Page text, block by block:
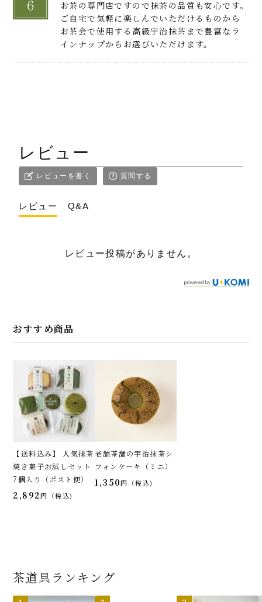
お茶の専門店ですので抹茶の品質も安心です。
ご自宅で気軽に楽しんでいただけるものから
お茶会で使用する高級宇治抹茶まで豊富なラ
インナップからお選びいただけます。
レビュー
レビューを書く 質問する
レビュー Q&A
レビュー投稿がありません。
おすすめ商品
【送料込み】 人気抹茶
焼き菓子お試しセット
7個入り（ポスト便）
2,892 税込
老舗茶舗の宇治抹茶シ
フォンケーキ（ミニ）
1,350 税込
茶道具ランキング